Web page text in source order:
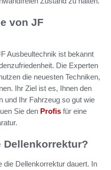
von JF
Ausbeultechnik ist bekannt
Die Experten
die neuesten Techniken,
Ihr Ziel ist es, Ihnen den
und Ihr Fahrzeug so gut wie
Sie den Profis für eine
Dellenkorrektur?
die Dellenkorrektur dauert. In